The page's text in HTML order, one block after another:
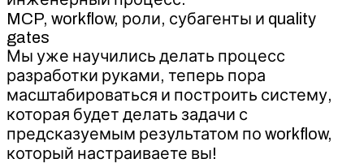
MCP, workflow, роли, субагенты и quality
gates
Мы уже научились делать процесс
разработки руками, теперь пора
масштабироваться и построить систему,
которая будет делать задачи с
предсказуемым результатом по workflow,
который настраиваете вы!